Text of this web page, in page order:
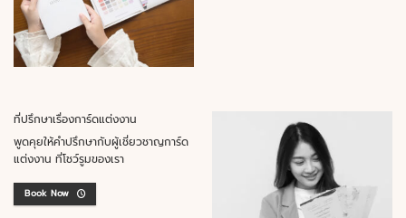
ที่ปรึกษาเรื่องการ์ดแต่งงาน
พูดคุยให้คำปรึกษากับผู้เชี่ยวชาญการ์ด
แต่งงาน ที่โชว์รูมของเรา
Book Now